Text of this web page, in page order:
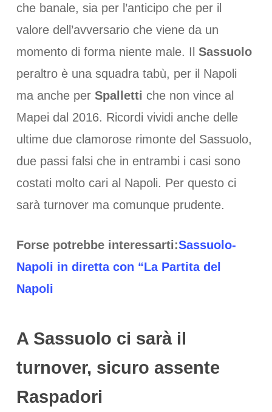
che banale, sia per l’anticipo che per il
valore dell’avversario che viene da un
momento di forma niente male. Il Sassuolo
peraltro è una squadra tabù, per il Napoli
ma anche per Spalletti che non vince al
Mapei dal 2016. Ricordi vividi anche delle
ultime due clamorose rimonte del Sassuolo,
due passi falsi che in entrambi i casi sono
costati molto cari al Napoli. Per questo ci
sarà turnover ma comunque prudente.
Forse potrebbe interessarti:Sassuolo-
Napoli in diretta con “La Partita del
Napoli
A Sassuolo ci sarà il
turnover, sicuro assente
Raspadori